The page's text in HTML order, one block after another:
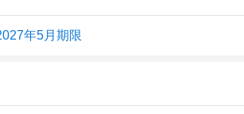
年5月期限